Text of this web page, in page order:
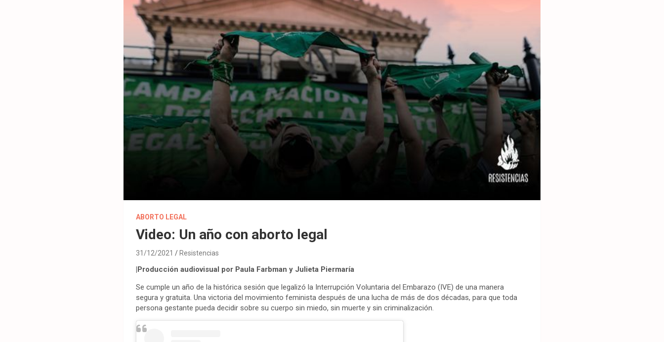
ABORTO LEGAL
Video: Un año con aborto legal
31/12/2021 Resistencias
|Producción audiovisual por Paula Farbman y Julieta Piermaría
Se cumple un año de la histórica sesión que legalizó la Interrupción Voluntaria del Embarazo (IVE) de una manera
segura y gratuita. Una victoria del movimiento feminista después de una lucha de más de dos décadas, para que toda
persona gestante pueda decidir sobre su cuerpo sin miedo, sin muerte y sin criminalización.